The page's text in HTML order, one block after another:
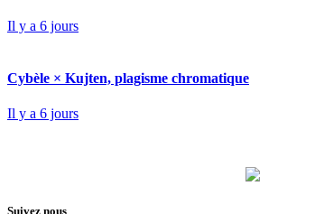
Il y a 6 jours
Cybèle × Kujten, plagisme chromatique
Il y a 6 jours
Suivez nous